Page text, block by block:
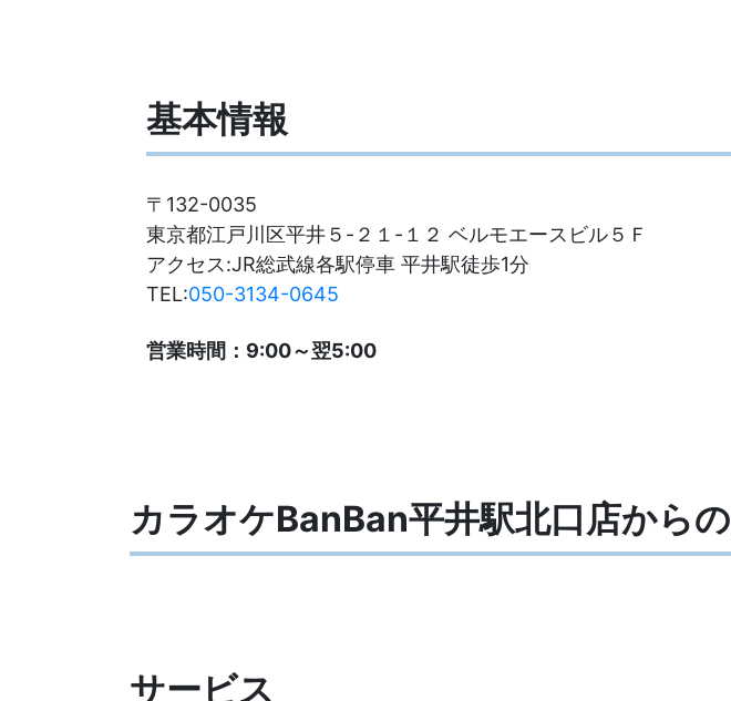
基本情報
〒132-0035
東京都江戸川区平井５-２１-１２ ベルモエースビル５Ｆ
アクセス:JR総武線各駅停車 平井駅徒歩1分
TEL:050-3134-0645
営業時間：9:00～翌5:00
カラオケBanBan平井駅北口店からの
サービス